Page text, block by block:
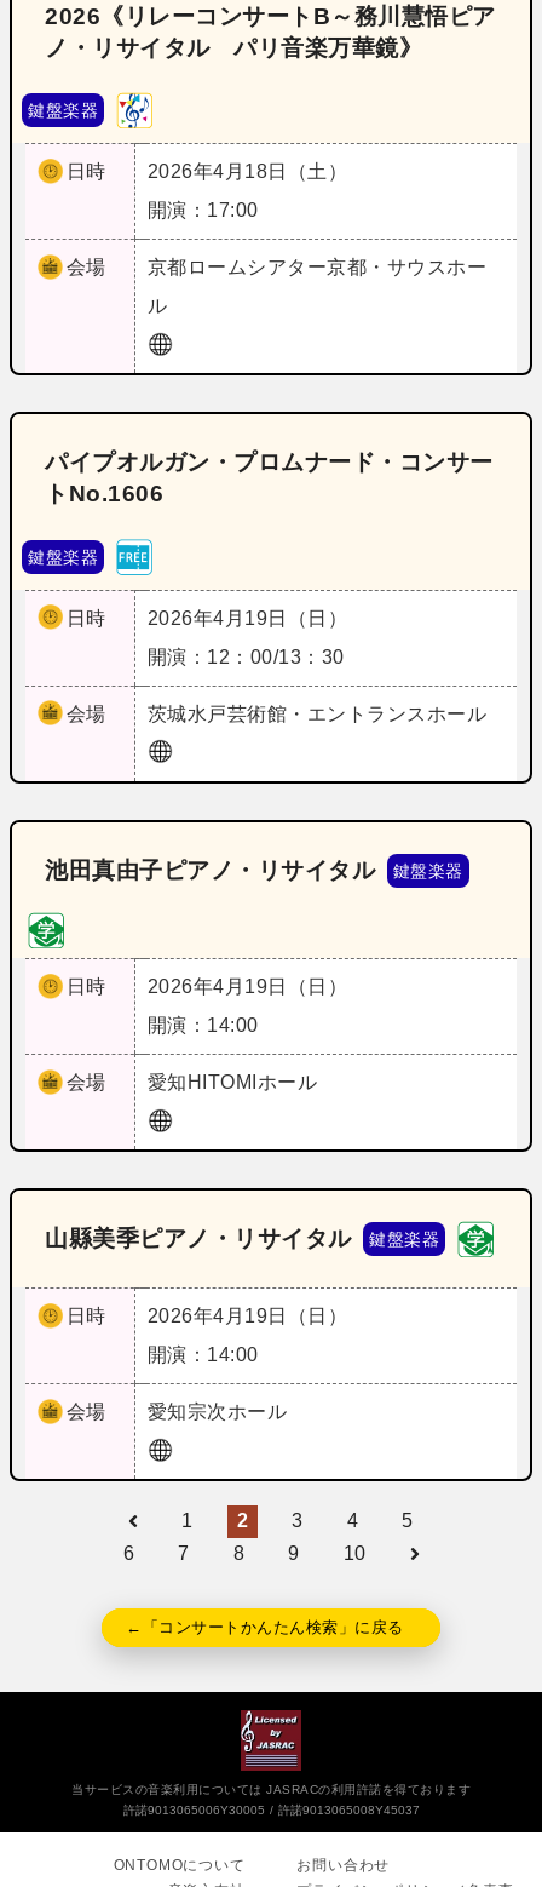
2026《リレーコンサートB～務川慧悟ピア
ノ・リサイタル パリ音楽万華鏡》
鍵盤楽器
日時
2026年4月18日（土）
開演：17:00
会場 京都 ロームシアター京都・サウスホー
ル
パイプオルガン・プロムナード・コンサー
トNo.1606
鍵盤楽器
日時
2026年4月19日（日）
開演：12：00/13：30
会場 茨城水戸芸術館・エントランスホール
池田真由子ピアノ・リサイタル 鍵盤楽器
日時
2026年4月19日（日）
開演：14:00
会場 愛知 HITOMIホール
山縣美季ピアノ・リサイタル 鍵盤楽器
日時
2026年4月19日（日）
開演：14:00
会場 愛知宗次ホール
1 2 3 4
5
6
7 8 9 10
←「コンサートかんたん検索」に戻る
当サービスの音楽利用については JASRACの利用許諾を得ております
許諾9013065006Y30005
許諾9013065008Y45037
ONTOMOについて
お問い合わせ